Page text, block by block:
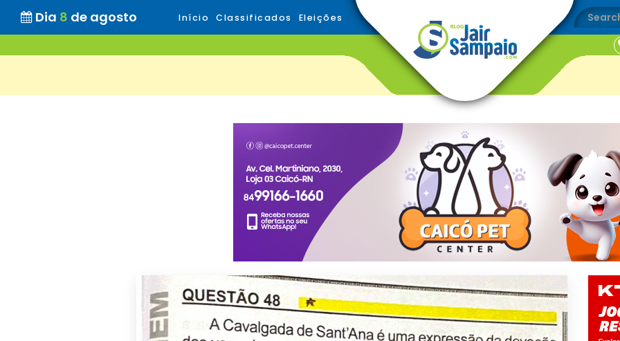
Dia 8 de agosto Início Classificados Eleições